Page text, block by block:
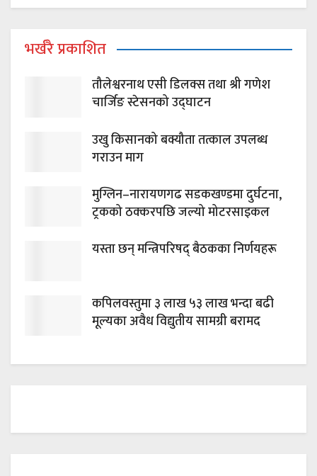
भर्खरै प्रकाशित
तौलेश्वरनाथ एसी डिलक्स तथा श्री गणेश
चार्जिङ स्टेसनको उद्घाटन
उखु किसानको बक्यौता तत्काल उपलब्ध
गराउन माग
मुग्लिन–नारायणगढ सडकखण्डमा दुर्घटना,
ट्रकको ठक्करपछि जल्यो मोटरसाइकल
यस्ता छन् मन्त्रिपरिषद् बैठकका निर्णयहरू
कपिलवस्तुमा ३ लाख ५३ लाख भन्दा बढी
मूल्यका अवैध विद्युतीय सामग्री बरामद